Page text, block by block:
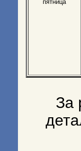
пятница
За